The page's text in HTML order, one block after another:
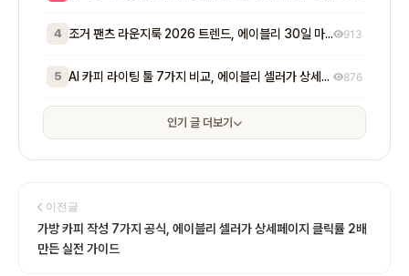
4 조거 팬츠 라운지룩 2026 트렌드, 에이블리 30일 마켓찜 1,400개 만든 7단계 913
5 AI 카피 라이팅 툴 7가지 비교, 에이블리 셀러가 상세페이지 전환율 2배 만든 실전 공식 876
인기 글 더보기
이전글
가방 카피 작성 7가지 공식, 에이블리 셀러가 상세페이지 클릭률 2배
만든 실전 가이드